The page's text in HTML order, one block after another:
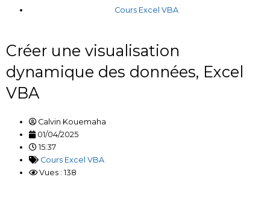
Cours Excel VBA
Créer une visualisation
dynamique des données, Excel
VBA
Calvin Kouemaha
01/04/2025
15:37
Cours Excel VBA
Vues : 138